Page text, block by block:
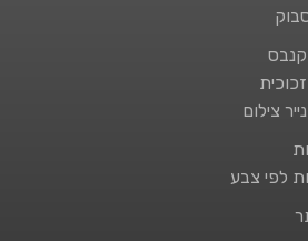
צילום
לפי צבע